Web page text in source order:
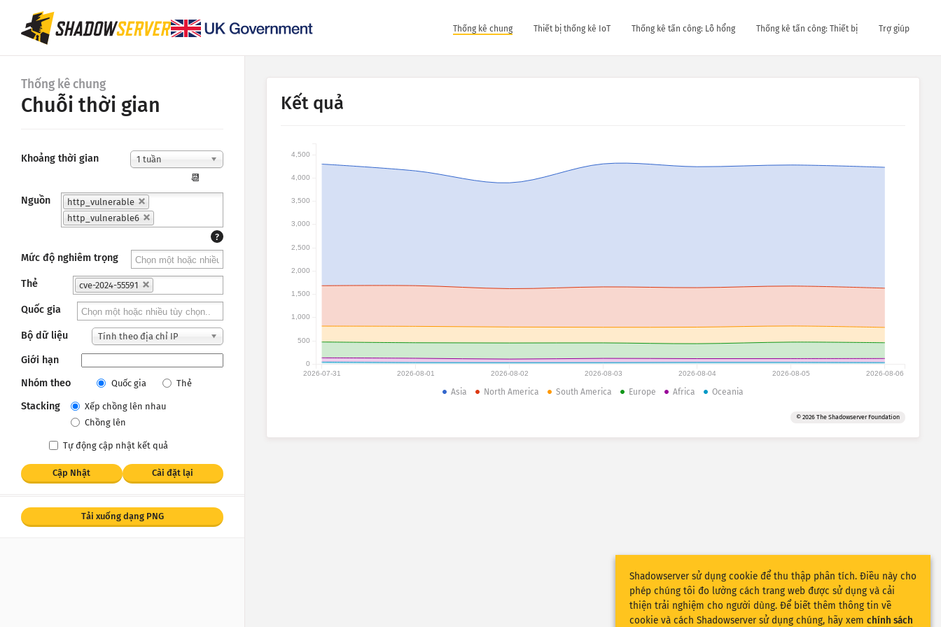
Thống kê chung Thiết bị thống kê IoT Thống kê tấn công: Lỗ hổng Thống kê tấn công: Thiết bị Trợ giúp
Thống kê chung
Chuỗi thời gian
Khoảng thời gian 1 tuần
📆
Nguồn
http_vulnerable
http_vulnerable6
?
Mức độ nghiêm trọng
Thẻ cve-2024-55591
Quốc gia
Bộ dữ liệu Tính theo địa chỉ IP
Giới hạn
Nhóm theo
Quốc gia Thẻ
Stacking
Xếp chồng lên nhau
Chồng lên
Tự động cập nhật kết quả
Cập Nhật Cài đặt lại
Tải xuống dạng PNG
Kết quả
2026-07-31 2026-08-01 2026-08-02 2026-08-03 2026-08-04 2026-08-05 2026-08-06
0
500
1,000
1,500
2,000
2,500
3,000
3,500
4,000
4,500
Asia North America South America Europe Africa Oceania
© 2026 The Shadowserver Foundation
Shadowserver sử dụng cookie để thu thập phân tích. Điều này cho
phép chúng tôi đo lường cách trang web được sử dụng và cải
thiện trải nghiệm cho người dùng. Để biết thêm thông tin về
cookie và cách Shadowserver sử dụng chúng, hãy xem chính sách